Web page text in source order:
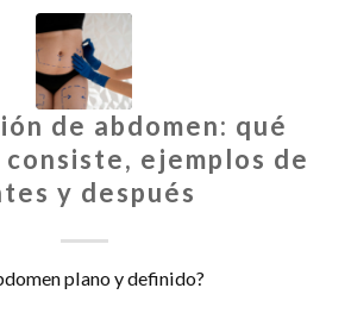
de abdomen: qué
consiste, ejemplos de
y después
plano y definido?